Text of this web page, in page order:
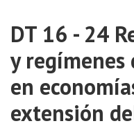
DT 16 - 24
y
en
extensión